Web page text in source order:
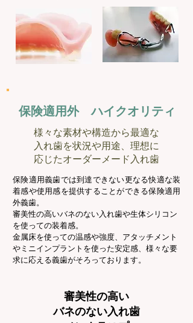
保険適用外 ハイクオリティ
様々な素材や構造から最適な
入れ歯を状況や用途、理想に
応じたオーダーメード入れ歯
保険適用義歯では到達できない更なる快適な装
着感や使用感を提供することができる保険適用
外義歯。
審美性の高いバネのない入れ歯や生体シリコン
を使っての装着感。
金属床を使っての温感や強度、アタッチメント
やミニインプラントを使った安定感、様々な要
求に応える義歯がそろっております。
審美性の高い
バネのない入れ歯